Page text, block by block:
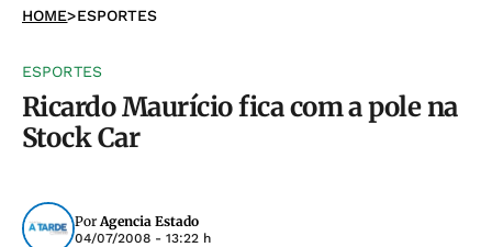
HOME>ESPORTES
ESPORTES
Ricardo Maurício fica com a pole na
Stock Car
PorAgencia Estado
04/07/2008 - 13:22 h